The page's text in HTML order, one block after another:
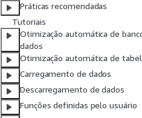
Práticas recomendadas
Tutoriais
Otimização automática de
dados
Otimização automática de
Carregamento de dados
Descarregamento de dados
Funções definidas pelo usuário